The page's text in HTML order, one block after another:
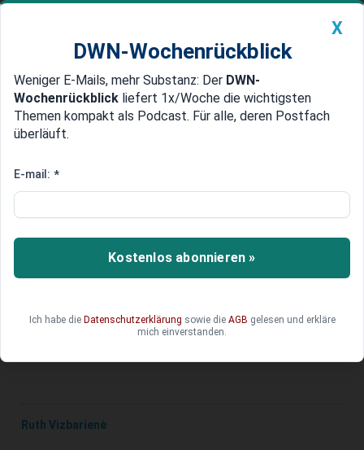
Newsticker MEIN DWN: Geldanlage Premium
Edelmetalle DWN-Magazin China
Schwarz-Gruppe macht Lidl zum
Lidl wächst, Kaufland expandiert, und die
Schwarz-Gruppe baut ihre Macht in Europa
weiter aus. Doch hinter den Milliardenumsätzen
Produktion, Recycling und ein gewaltiges KI-
Datenzentrum in Deutschland zeigen, wie der
Ruth Vizbarienė
X
DWN-Wochenrückblick
Weniger E-Mails, mehr Substanz: Der DWN-
Wochenrückblick liefert 1x/Woche die wichtigsten
Themen kompakt als Podcast. Für alle, deren Postfach
überläuft.
E-mail: *
Kostenlos abonnieren »
Ich habe die Datenschutzerklärung sowie die AGB gelesen und erkläre
mich einverstanden.